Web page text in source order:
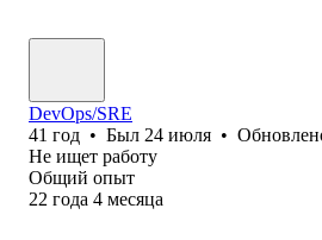
DevOps/SRE
41 год • Был 24 июля •
Не ищет работу
Общий опыт
22 года 4 месяца